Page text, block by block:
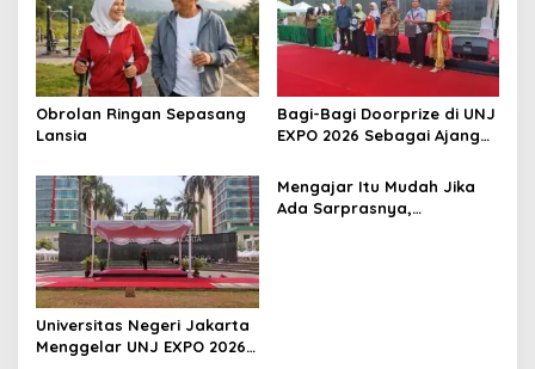
Obrolan Ringan Sepasang
Lansia
Bagi-Bagi Doorprize di UNJ
EXPO 2026 Sebagai Ajang
Kolaborasi Sivitas
Akademika
Universitas Negeri Jakarta
Menggelar UNJ EXPO 2026
Mengajar Itu Mudah Jika
Ada Sarprasnya,